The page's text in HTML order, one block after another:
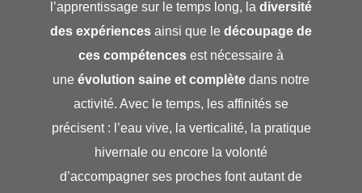
l’apprentissage sur le temps long, la diversité
des expériences ainsi que le découpage de
ces compétences est nécessaire à
une évolution saine et complète dans notre
activité. Avec le temps, les affinités se
précisent : l’eau vive, la verticalité, la pratique
hivernale ou encore la volonté
d’accompagner ses proches font autant de